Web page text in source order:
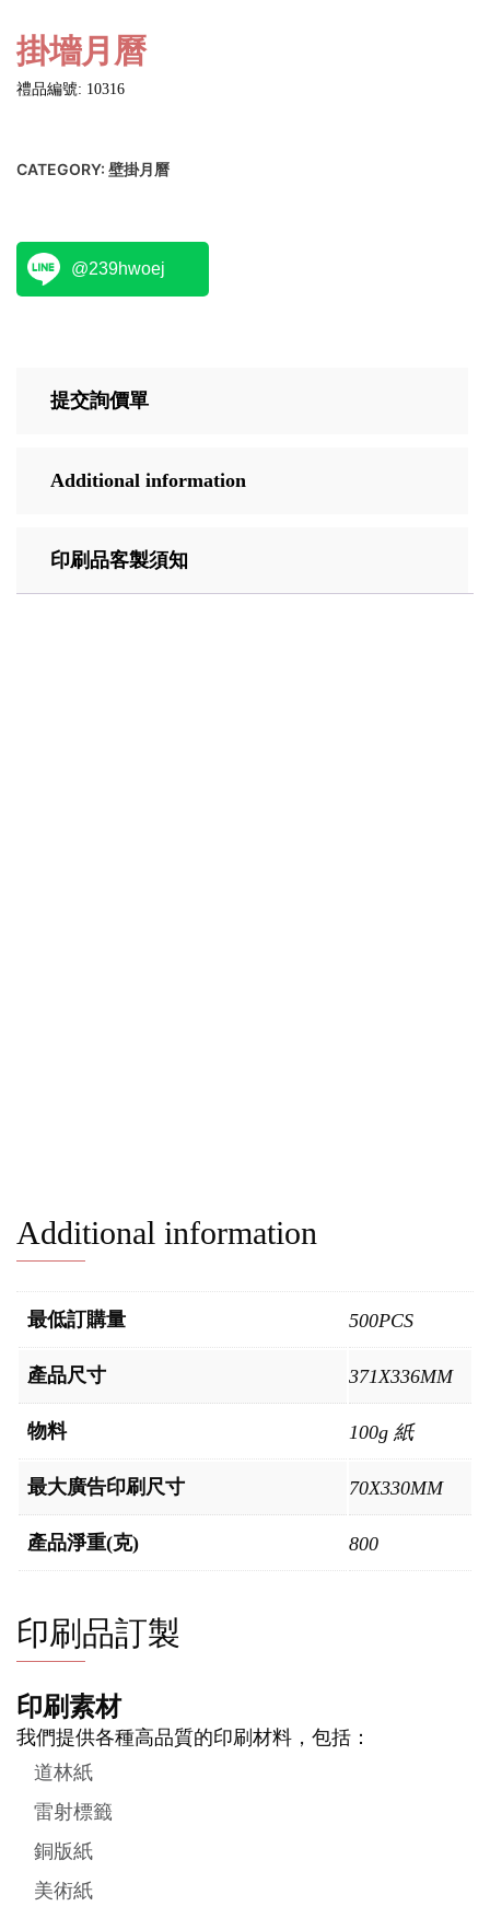
掛墻月曆
禮品編號: 10316
CATEGORY: 壁掛月曆
@239hwoej
提交詢價單
Additional information
印刷品客製須知
Additional information
最低訂購量 500PCS
產品尺寸 371X336MM
物料 100g 紙
最大廣告印刷尺寸 70X330MM
產品淨重(克) 800
印刷品訂製
印刷素材
我們提供各種高品質的印刷材料，包括：
道林紙
雷射標籤
銅版紙
美術紙